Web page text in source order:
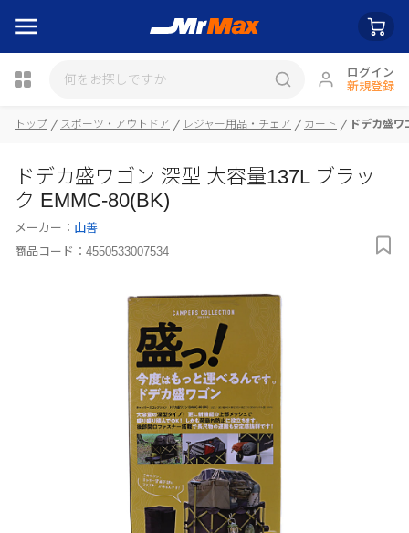
ログイン
新規登録
トップ スポーツ・アウトドア レジャー用品・チェア カート ドデカ盛
ドデカ盛ワゴン 深型 大容量137L ブラッ
ク EMMC-80(BK)
メーカー： 山善
商品コード： 4550533007534